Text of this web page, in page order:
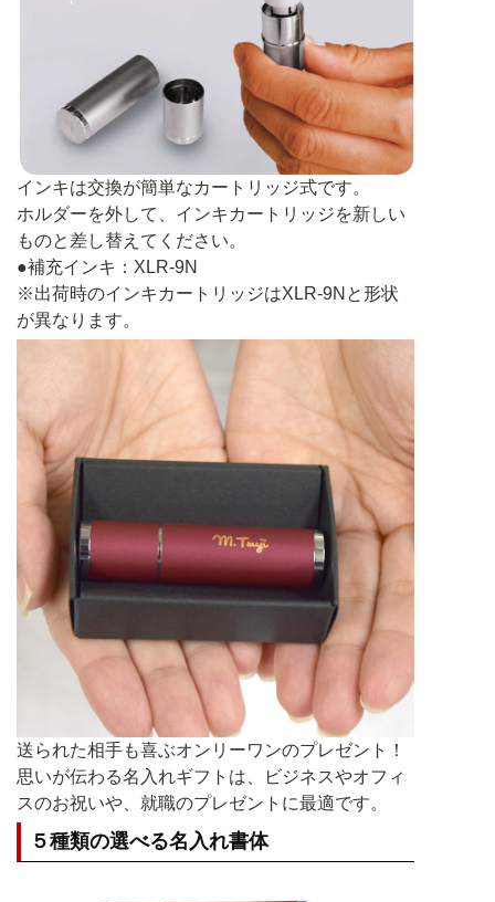
インキは交換が簡単なカートリッジ式です。
ホルダーを外して、インキカートリッジを新しい
ものと差し替えてください。
●補充インキ：XLR-9N
※出荷時のインキカートリッジはXLR-9Nと形状
が異なります。
送られた相手も喜ぶオンリーワンのプレゼント！
思いが伝わる名入れギフトは、ビジネスやオフィ
スのお祝いや、就職のプレゼントに最適です。
５種類の選べる名入れ書体